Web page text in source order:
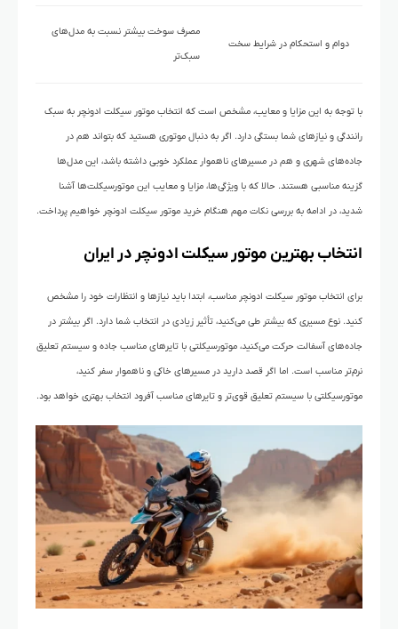
دوام و استحکام در شرایط سخت
مصرف سوخت بیشتر نسبت به مدل‌های
سبک‌تر
با توجه به این مزایا و معایب، مشخص است که انتخاب موتور سیکلت ادونچر به سبک
رانندگی و نیازهای شما بستگی دارد. اگر به دنبال موتوری هستید که بتواند هم در
جاده‌های شهری و هم در مسیرهای ناهموار عملکرد خوبی داشته باشد، این مدل‌ها
گزینه مناسبی هستند. حالا که با ویژگی‌ها، مزایا و معایب این موتورسیکلت‌ها آشنا
شدید، در ادامه به بررسی نکات مهم هنگام خرید موتور سیکلت ادونچر خواهیم پرداخت.
انتخاب بهترین موتور سیکلت ادونچر در ایران
برای انتخاب موتور سیکلت ادونچر مناسب، ابتدا باید نیازها و انتظارات خود را مشخص
کنید. نوع مسیری که بیشتر طی می‌کنید، تأثیر زیادی در انتخاب شما دارد. اگر بیشتر در
جاده‌های آسفالت حرکت می‌کنید، موتورسیکلتی با تایرهای مناسب جاده و سیستم تعلیق
نرم‌تر مناسب است. اما اگر قصد دارید در مسیرهای خاکی و ناهموار سفر کنید،
موتورسیکلتی با سیستم تعلیق قوی‌تر و تایرهای مناسب آفرود انتخاب بهتری خواهد بود.